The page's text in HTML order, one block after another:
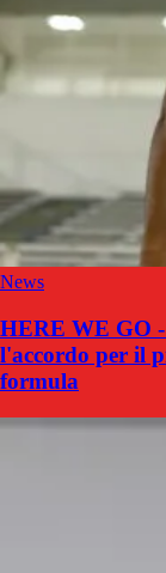
News
HERE WE GO
l'accordo per il
formula